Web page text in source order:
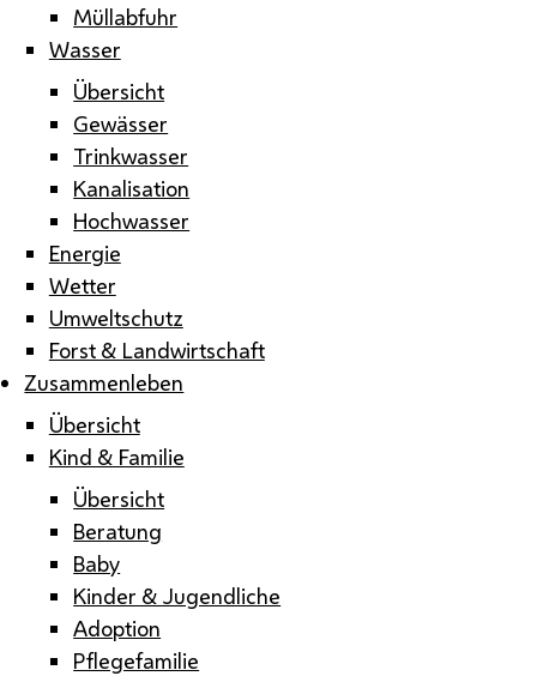
Müllabfuhr
Wasser
Übersicht
Gewässer
Trinkwasser
Kanalisation
Hochwasser
Energie
Wetter
Umweltschutz
Forst & Landwirtschaft
Zusammenleben
Übersicht
Kind & Familie
Übersicht
Beratung
Baby
Kinder & Jugendliche
Adoption
Pflegefamilie